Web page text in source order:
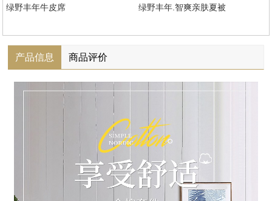
绿野丰年牛皮席 绿野丰年.智爽亲肤夏被
产品信息 商品评价